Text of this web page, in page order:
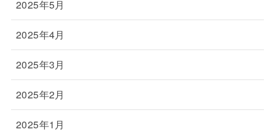
2025年5月
2025年4月
2025年3月
2025年2月
2025年1月